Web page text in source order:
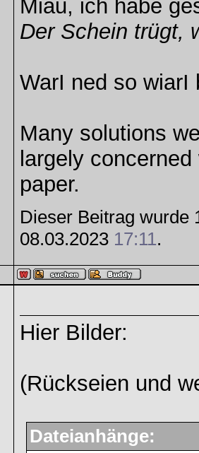
Miau, ich habe
Der Schein trügt,
WarI ned so wiarI
Many solutions
largely
paper.
Dieser Beitrag wurde
08.03.2023 17:11.
Hier Bilder:
(Rückseien und
Dateianhänge: